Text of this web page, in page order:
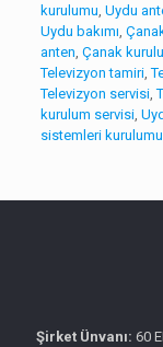
kurulumu Uydu
Uydu bakımı
anten Çanak
Televizyon tamiri,
Televizyon servisi,
kurulum servisi,
sistemleri kurulumu
Şirket Ünvanı: 60